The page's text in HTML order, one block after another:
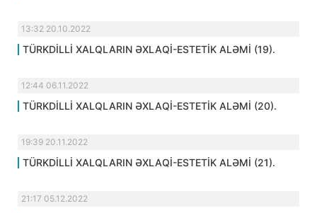
13:32 20.10.2022
TÜRKDİLLİ XALQLARIN ƏXLAQİ-ESTETİK ALƏMİ (19).
12:44 06.11.2022
TÜRKDİLLİ XALQLARIN ƏXLAQİ-ESTETİK ALƏMİ (20).
19:39 20.11.2022
TÜRKDİLLİ XALQLARIN ƏXLAQİ-ESTETİK ALƏMİ (21).
21:17 05.12.2022